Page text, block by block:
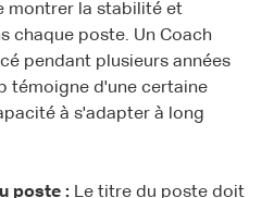
montrer la stabilité et
chaque poste. Un Coach
pendant plusieurs années
témoigne d'une certaine
à s'adapter à long
poste : Le titre du poste doit